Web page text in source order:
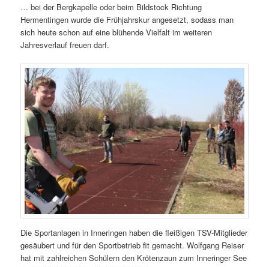
… bei der Bergkapelle oder beim Bildstock Richtung
Hermentingen wurde die Frühjahrskur angesetzt, sodass man
sich heute schon auf eine blühende Vielfalt im weiteren
Jahresverlauf freuen darf.
Die Sportanlagen in Inneringen haben die fleißigen TSV-Mitglieder
gesäubert und für den Sportbetrieb fit gemacht. Wolfgang Reiser
hat mit zahlreichen Schülern den Krötenzaun zum Inneringer See